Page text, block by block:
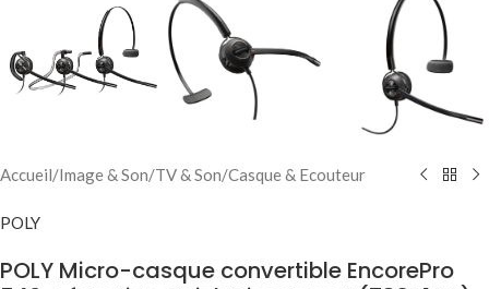
Accueil/Image & Son/TV & Son/Casque & Ecouteur
POLY
POLY Micro-casque convertible EncorePro